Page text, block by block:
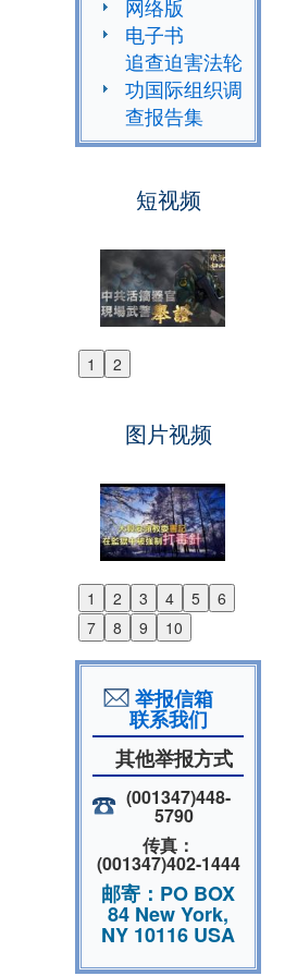
网络版
电子书
追查迫害法轮
功国际组织调
查报告集
短视频
1 2
Previous
图片视频
1 2 3 4 5
6
7
8 9 10
Previous
Next
举报信箱
联系我们
其他举报方式
(001347)448-
5790
传真：
(001347)402-1444
邮寄：PO BOX
84 New York,
NY 10116 USA